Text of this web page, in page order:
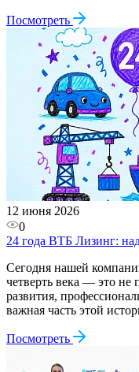
Посмотреть
12 июня 2026
0
24 года ВТБ Лизинг:
Сегодня нашей
четверть века — это не
развития,
важная часть этой
Посмотреть